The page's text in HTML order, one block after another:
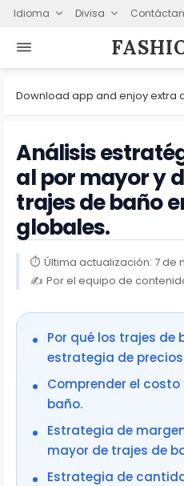
Idioma Divisa
Download app and enjoy extra
Análisis
al por mayor y
trajes de baño
globales.
Última actualización: 7 de
Por el equipo de
Por qué los trajes de
estrategia de
Comprender el
baño.
Estrategia de
mayor de trajes de
Estrategia de